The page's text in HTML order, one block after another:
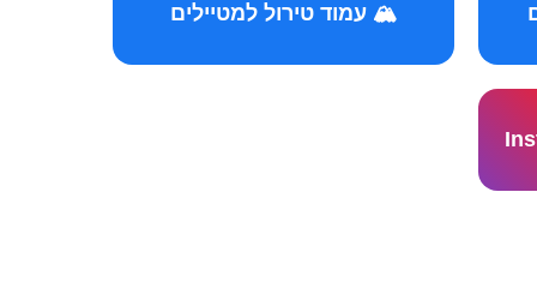
🏔️ עמוד טירול למטיילים